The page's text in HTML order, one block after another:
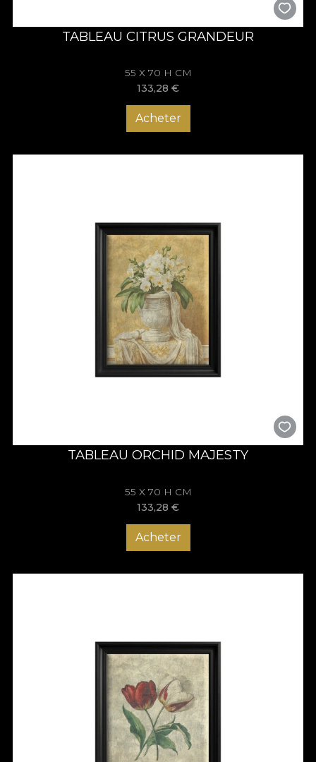
TABLEAU CITRUS GRANDEUR
55 X 70 H CM
133,28 €
Acheter
TABLEAU ORCHID MAJESTY
55 X 70 H CM
133,28 €
Acheter